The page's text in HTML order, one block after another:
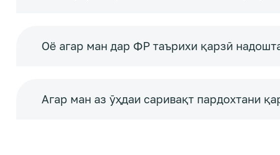
Оё агар ман дар ФР таърихи қарзӣ
Агар ман аз ӯҳдаи саривақт пардохтани